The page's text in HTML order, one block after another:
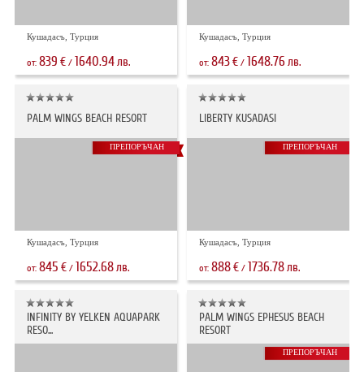
Кушадасъ, Турция
от: 839 €/ 1640.94 лв.
Кушадасъ, Турция
от:843€ / 1648.76 лв.
PALM WINGS BEACH RESORT
ПРЕПОРЪЧАН
Кушадасъ, Турция
от: 845 €/ 1652.68лв.
LIBERTY KUSADASI
ПРЕПОРЪЧАН
Кушадасъ, Турция
от:888€ / 1736.78лв.
INFINITY BY YELKEN AQUAPARK
RESO...
PALM WINGS EPHESUS BEACH
RESORT
ПРЕПОРЪЧАН